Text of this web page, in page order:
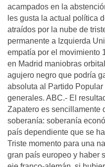
acampados en la
les gusta la actual política
atraídos por la nube de
permanente a Izquierda
empatía por el movimiento
en Madrid maniobras
agujero negro que podría
absoluta al Partido
generales. ABC.- El
Zapatero es sencillamente
soberanía: soberanía
país dependiente que se
Triste momento para una
gran país europeo y haber